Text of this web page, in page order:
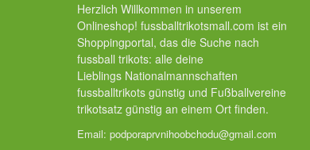
Herzlich Willkommen in unserem
Onlineshop! fussballtrikotsmall.com ist ein
Shoppingportal, das die Suche nach
fussball trikots: alle deine
Lieblings Nationalmannschaften
fussballtrikots günstig und Fußballvereine
trikotsatz günstig an einem Ort finden.
Email: podporaprvnihoobchodu@gmail.com